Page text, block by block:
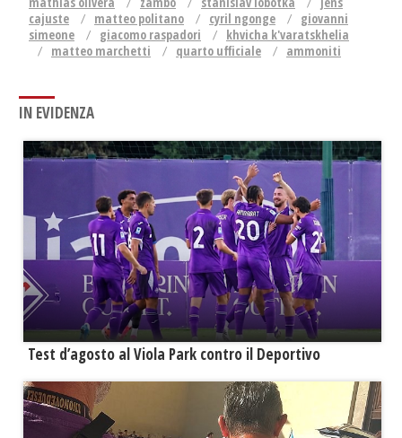
cajuste
matteo politano cyril ngonge
giovanni
simeone
giacomo raspadori
khvicha k'varatskhelia
matteo marchetti
quarto ufficiale ammoniti
IN EVIDENZA
Test d’agosto al Viola Park contro il Deportivo